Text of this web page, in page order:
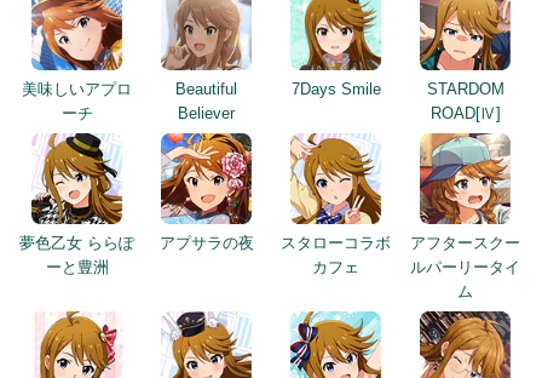
美味しいアプロ
ーチ
Beautiful
Believer
7Days Smile
STARDOM
ROAD[Ⅳ]
夢色乙女 ららぽ
ーと豊洲
アプサラの夜
スタローコラボ
カフェ
アフタースクー
ルパーリータイ
ム